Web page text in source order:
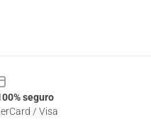
seguro
/ Visa